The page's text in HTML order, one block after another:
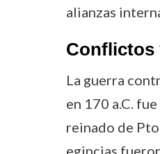
alianzas
Conflictos
La guerra
en 170 a.C.
reinado de
egipcias